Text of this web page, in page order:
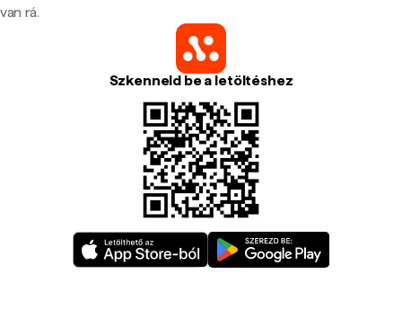
van rá.
Szkenneld be a letöltéshez